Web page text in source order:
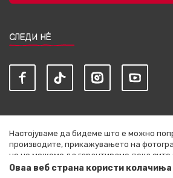
СЛЕДИ НЀ
Настојуваме да бидеме што е можно
производите, прикажувањето на
но не можеме да гарантираме дека
комплетни и без грешки. Сите артикли
Оваа веб страна користи